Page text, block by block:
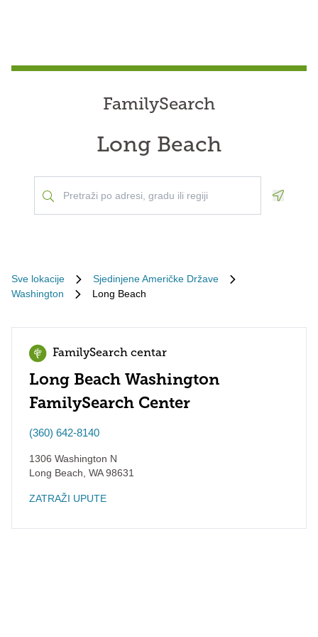
FamilySearch
Long Beach
Sve lokacije
Sjedinjene Američke Države
Washington
Long Beach
FamilySearch centar
Long Beach Washington
FamilySearch Center
(360) 642-8140
1306 Washington N
Long Beach WA98631
ZATRAŽI UPUTE